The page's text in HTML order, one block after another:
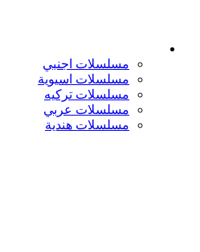
مسلسلات اجنبي
مسلسلات اسيوية
مسلسلات تركيه
مسلسلات عربي
مسلسلات هندية